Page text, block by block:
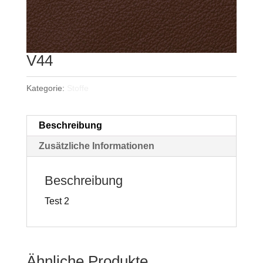
V44
Kategorie:
Beschreibung
Zusätzliche Informationen
Beschreibung
Test 2